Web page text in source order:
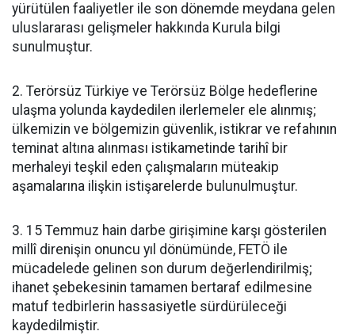
yürütülen faaliyetler ile son dönemde meydana gelen
uluslararası gelişmeler hakkında Kurula bilgi
sunulmuştur.
2. Terörsüz Türkiye ve Terörsüz Bölge hedeflerine
ulaşma yolunda kaydedilen ilerlemeler ele alınmış;
ülkemizin ve bölgemizin güvenlik, istikrar ve refahının
teminat altına alınması istikametinde tarihî bir
merhaleyi teşkil eden çalışmaların müteakip
aşamalarına ilişkin istişarelerde bulunulmuştur.
3. 15 Temmuz hain darbe girişimine karşı gösterilen
millî direnişin onuncu yıl dönümünde, FETÖ ile
mücadelede gelinen son durum değerlendirilmiş;
ihanet şebekesinin tamamen bertaraf edilmesine
matuf tedbirlerin hassasiyetle sürdürüleceği
kaydedilmiştir.